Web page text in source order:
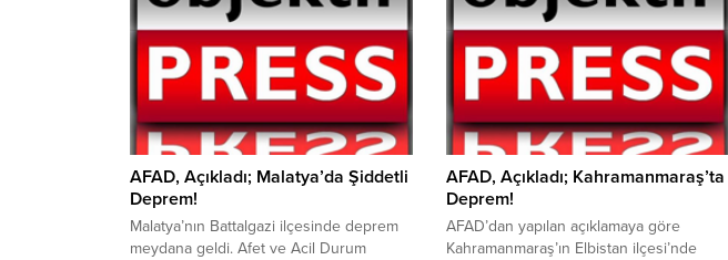
arka direkte Kadir Kaya nın yaptığı kafa
vuruşuyla Burhaniye Belediyespor 3
puanı aldı. İkinci...
Denizi’nde 6.0 şiddetinde deprem oldu.
AFAD’a göre deprem yerin yaklaşık
olarak 17.7 Km derinliğinde meydana
geldi. Depremle ilgili AFAD’ın sosyal
medya paylaşımları...
AFAD, Açıkladı; Malatya’da Şiddetli
Deprem!
Malatya’nın Battalgazi ilçesinde deprem
meydana geldi. Afet ve Acil Durum
AFAD, Açıkladı; Kahramanmaraş’ta
Deprem!
AFAD’dan yapılan açıklamaya göre
Kahramanmaraş’ın Elbistan ilçesi’nde